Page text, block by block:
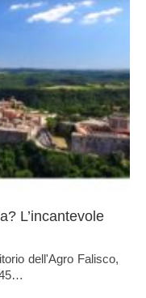
L’incantevole
dell'Agro Falisco,